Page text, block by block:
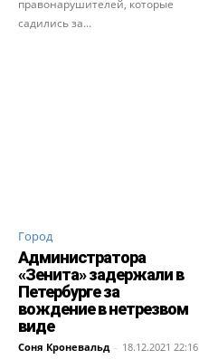
правонарушителей, которые
садились за...
Город
Администратора
«Зенита» задержали в
Петербурге за
вождение в нетрезвом
виде
Соня Кроневальд - 18.12.2021 22:16